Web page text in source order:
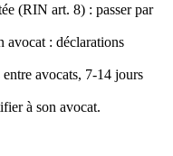
(RIN art. 8) : passer par
avocat : déclarations
avocats, 7-14 jours
à son avocat.